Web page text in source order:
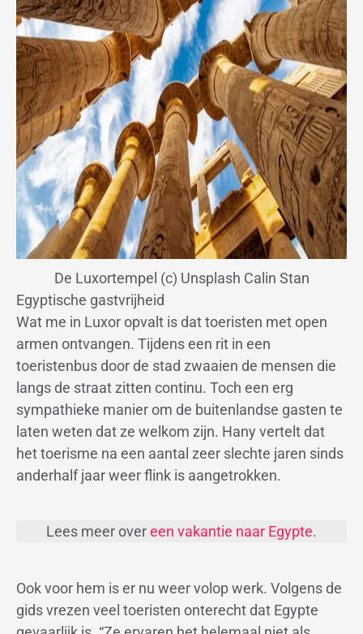
De Luxortempel (c) Unsplash Calin Stan
Egyptische gastvrijheid
Wat me in Luxor opvalt is dat toeristen met open
armen ontvangen. Tijdens een rit in een
toeristenbus door de stad zwaaien de mensen die
langs de straat zitten continu. Toch een erg
sympathieke manier om de buitenlandse gasten te
laten weten dat ze welkom zijn. Hany vertelt dat
het toerisme na een aantal zeer slechte jaren sinds
anderhalf jaar weer flink is aangetrokken.
Lees meer overeen vakantie naar Egypte.
Ook voor hem is er nu weer volop werk. Volgens de
gids vrezen veel toeristen onterecht dat Egypte